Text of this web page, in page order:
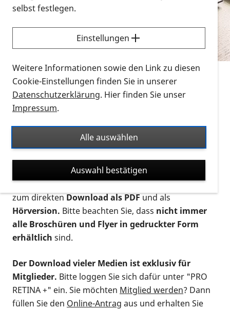
Formaten an einem Ort
Sie möchten wissen, wie Sie nach Infonmaterial
suchen und dieses bestellen bzw. herunterladen
können? Schauen Sie sich dieErklärvideos zum
Thema Infomaterial auf der PRO RETINA-Website
für blinde und sehbehinderte Menschen an.
Auf dieser Seite finden Sie sämtliches Infomaterial
Ort. Nutzen Sie den Formatfilter, um ausschließlich
nach Flyern und Broschüren, Audios oder Videos zu
suchen. Die meisten Flyer und Broschüren werden in
verschiedenen Formaten angeboten: zur
postalischen Bestellung als gedruckte Variante
zum direktenDownload als PDFund als
Hörversion. Bitte beachten Sie, dass nicht immer
alle Broschüren und Flyer in gedruckter Form
erhältlich sind.
Der Download vieler Medien ist exklusiv für
Mitglieder. Bitte loggen Sie sich dafür unter "PRO
RETINA +" ein. Sie möchten Mitglied werden? Dann
füllen Sie den Online-Antrag aus und erhalten Sie
selbst festlegen.
Einstellungen
Weitere Informationen sowie den Link zu diesen
Cookie-Einstellungen finden Sie in unserer
Datenschutzerklärung. Hier finden Sie unser
Impressum.
Alle auswählen
Auswahl bestätigen